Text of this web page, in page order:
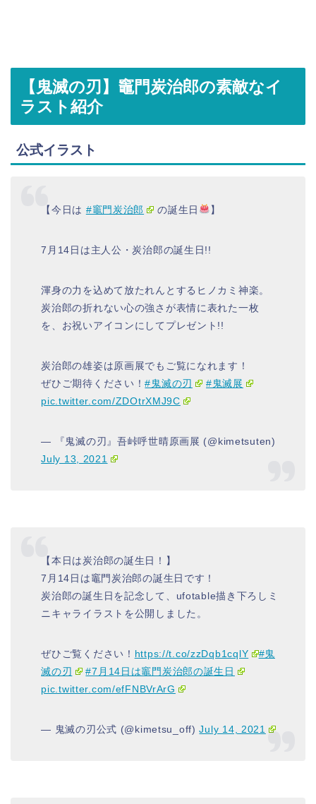
【鬼滅の刃】竈門炭治郎の素敵なイ
ラスト紹介
公式イラスト
【今日は #竈門炭治郎 の誕生日 】
7月14日は主人公・炭治郎の誕生日!!
渾身の力を込めて放たれんとするヒノカミ神楽。
炭治郎の折れない心の強さが表情に表れた一枚
を、お祝いアイコンにしてプレゼント!!
炭治郎の雄姿は原画展でもご覧になれます！
ぜひご期待ください！#鬼滅の刃
#鬼滅展
pic.twitter.com/ZDOtrXMJ9C
— 『鬼滅の刃』吾峠呼世晴原画展 (@kimetsuten)
July 13, 2021
【本日は炭治郎の誕生日！】
7月14日は竈門炭治郎の誕生日です！
炭治郎の誕生日を記念して、ufotable描き下ろしミ
ニキャライラストを公開しました。
ぜひご覧ください！ https://t.co/zzDqb1cqlY
#鬼
滅の刃
#7月14日は竈門炭治郎の誕生日
pic.twitter.com/efFNBVrArG
— 鬼滅の刃公式 (@kimetsu_off)July 14, 2021